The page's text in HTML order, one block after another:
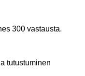
300 vastausta.
tutustuminen